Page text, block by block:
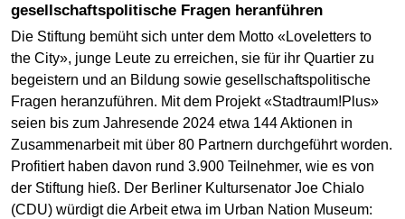
gesellschaftspolitische Fragen heranführen
Die Stiftung bemüht sich unter dem Motto «Loveletters to
the City», junge Leute zu erreichen, sie für ihr Quartier zu
begeistern und an Bildung sowie gesellschaftspolitische
Fragen heranzuführen. Mit dem Projekt «Stadtraum!Plus»
seien bis zum Jahresende 2024 etwa 144 Aktionen in
Zusammenarbeit mit über 80 Partnern durchgeführt worden.
Profitiert haben davon rund 3.900 Teilnehmer, wie es von
der Stiftung hieß. Der Berliner Kultursenator Joe Chialo
(CDU) würdigt die Arbeit etwa im Urban Nation Museum: